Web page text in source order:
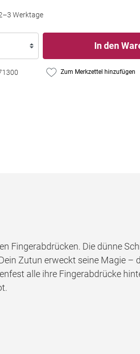
Werktage
In den
Zum Merkzettel hinzufügen
Fingerabdrücken. Die dünne
Zutun erweckt seine Magie –
alle ihre Fingerabdrücke